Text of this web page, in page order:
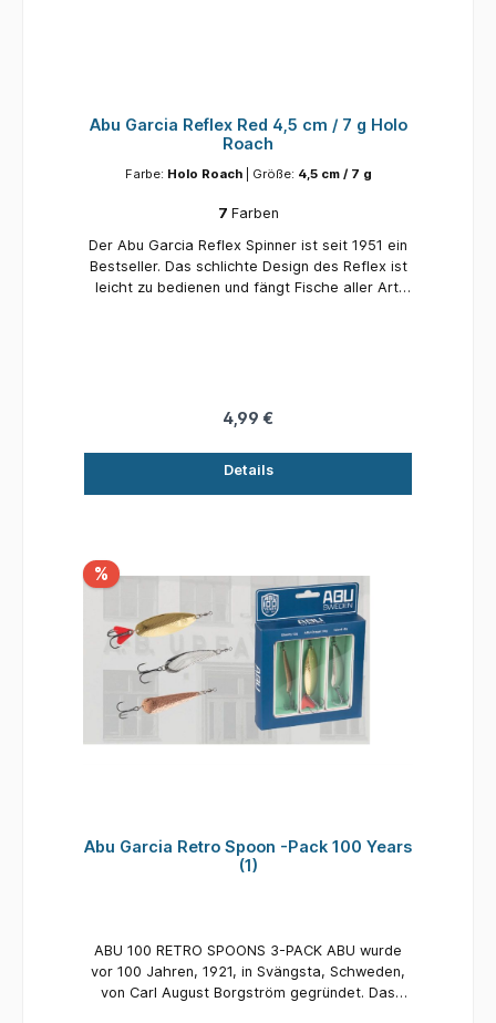
Abu Garcia Reflex Red 4,5 cm / 7 g Holo
Roach
Farbe: Holo Roach | Größe: 4,5 cm / 7 g
7 Farben
Der Abu Garcia Reflex Spinner ist seit 1951 ein
Bestseller. Das schlichte Design des Reflex ist
leicht zu bedienen und fängt Fische aller Art.
andere Süß- und Salzwasserfisch anbeißt. Er ist
Der brandneue Reflex Arctic ist für klares
Wasser konzipiert, wo Fische oft scheu vor
leuchtenden oder unnatürlichen Farben sind.
Saiblinge. Ein meistverkaufter Köder seit 1951
Universell einsetzbar, einfaches Design, fängt
/ 7 g / # 6 / 0,5 - 1,5 m 5,7 cm / 12 g / # 4 / 0,5
- 1,5 m 6,5 cm / 18 g / # 2 / 1 - 2 m
4,99 €
Details
%
Abu Garcia Retro Spoon -Pack 100 Years
(1)
ABU 100 RETRO SPOONS 3-PACK ABU wurde
vor 100 Jahren, 1921, in Svängsta, Schweden,
von Carl August Borgström gegründet. Das